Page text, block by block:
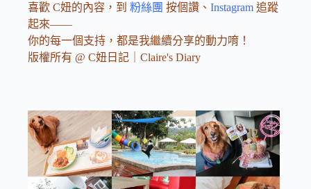
喜歡 C妞的內容，到 粉絲團 按個讚、 Instagram 追蹤
起來——
你的每一個支持，都是我繼續分享的動力唷！
版權所有 @ C妞日記｜Claire's Diary